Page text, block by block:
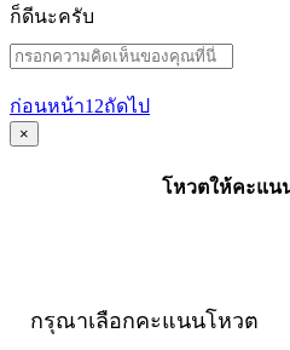
ก็ดีนะครับ
ก่อนหน้า1 2ถัดไป
×
โหวตให้คะแน
กรุณาเลือกคะแนนโหวต